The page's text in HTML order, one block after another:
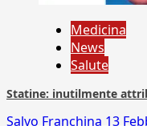
Medicina
News
Salute
Statine: inutilmente
Salvo Franchina 13